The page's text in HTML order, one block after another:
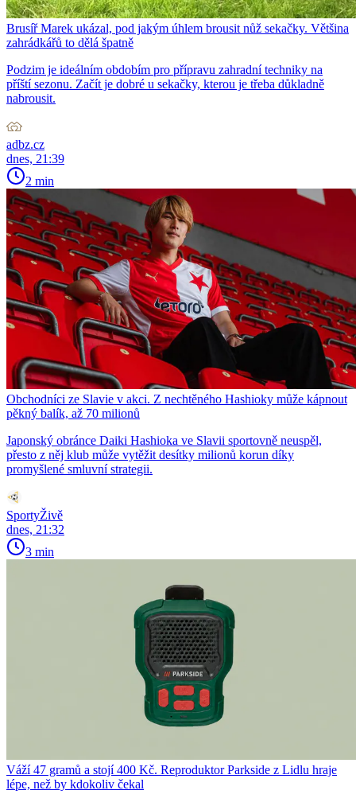
Brusíř Marek ukázal, pod jakým úhlem brousit nůž sekačky. Většina
zahrádkářů to dělá špatně
Podzim je ideálním obdobím pro přípravu zahradní techniky na
příští sezonu. Začít je dobré u sekačky, kterou je třeba důkladně
nabrousit.
adbz.cz
dnes, 21:39
2 min
Obchodníci ze Slavie v akci. Z nechtěného Hashioky může kápnout
pěkný balík, až 70 milionů
Japonský obránce Daiki Hashioka ve Slavii sportovně neuspěl,
přesto z něj klub může vytěžit desítky milionů korun díky
promyšlené smluvní strategii.
SportyŽivě
dnes, 21:32
3 min
Váží 47 gramů a stojí 400 Kč. Reproduktor Parkside z Lidlu hraje
lépe, než by kdokoliv čekal